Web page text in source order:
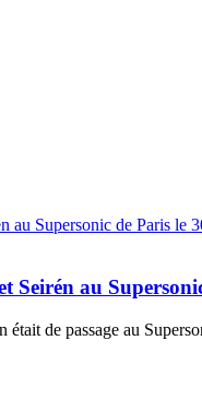
Seirén au
de passage au